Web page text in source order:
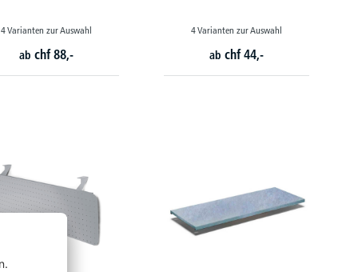
4 Varianten zur Auswahl
ab chf 88,-
4 Varianten zur Auswahl
ab chf 44,-